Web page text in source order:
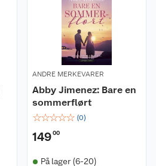
ANDRE MERKEVARER
Abby Jimenez: Bare en
sommerflørt
☆☆☆☆☆ (0)
14900
På lager (6-20)